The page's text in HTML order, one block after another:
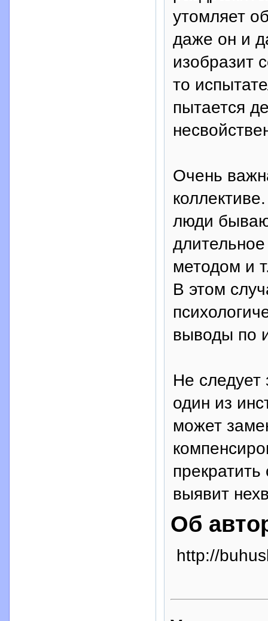
утомляет
даже он и
изобразит
то
пытается
Очень
люди
методом и
В этом
выводы по
Не следует
один из
может
выявит
Об
http://